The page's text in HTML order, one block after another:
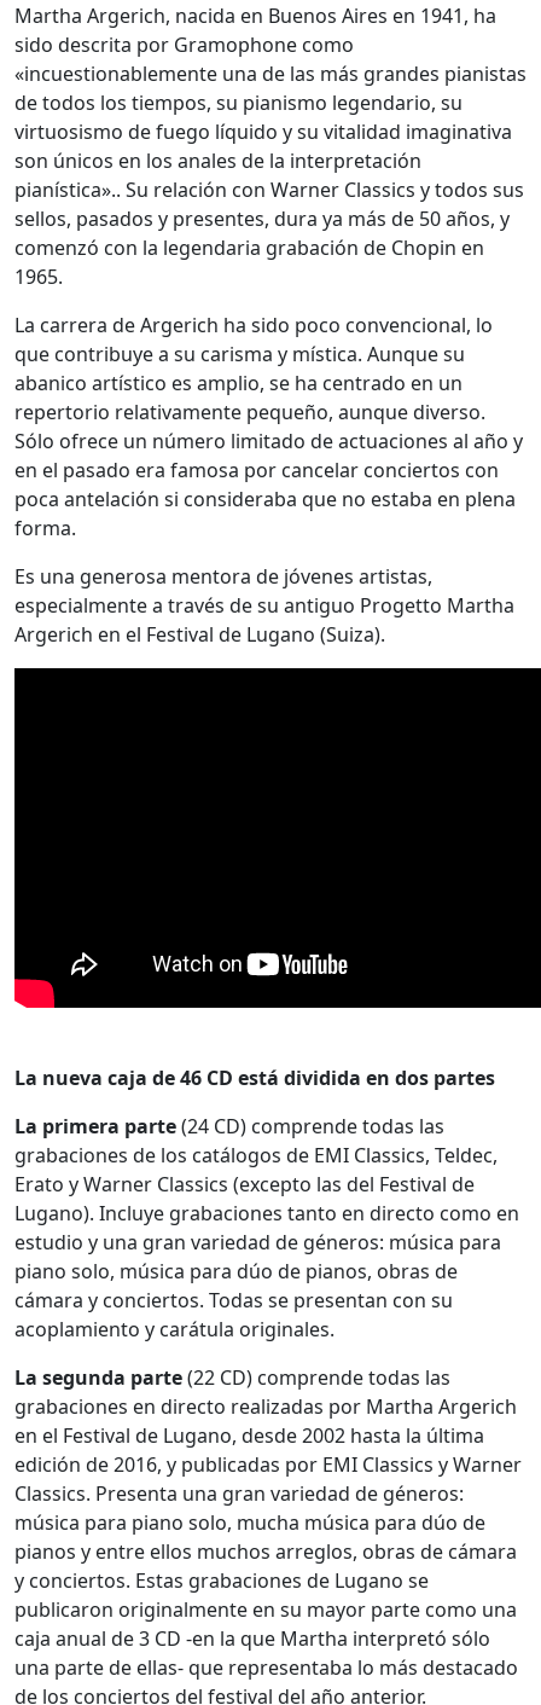
Martha Argerich, nacida en Buenos Aires en 1941, ha
sido descrita por Gramophone como
«incuestionablemente una de las más grandes pianistas
de todos los tiempos, su pianismo legendario, su
virtuosismo de fuego líquido y su vitalidad imaginativa
son únicos en los anales de la interpretación
pianística».. Su relación con Warner Classics y todos sus
sellos, pasados y presentes, dura ya más de 50 años, y
comenzó con la legendaria grabación de Chopin en
1965.
La carrera de Argerich ha sido poco convencional, lo
que contribuye a su carisma y mística. Aunque su
abanico artístico es amplio, se ha centrado en un
repertorio relativamente pequeño, aunque diverso.
Sólo ofrece un número limitado de actuaciones al año y
en el pasado era famosa por cancelar conciertos con
poca antelación si consideraba que no estaba en plena
forma.
Es una generosa mentora de jóvenes artistas,
especialmente a través de su antiguo Progetto Martha
Argerich en el Festival de Lugano (Suiza).
La nueva caja de 46 CD está dividida en dos partes
La primera parte(24 CD) comprende todas las
grabaciones de los catálogos de EMI Classics, Teldec,
Erato y Warner Classics (excepto las del Festival de
Lugano). Incluye grabaciones tanto en directo como en
estudio y una gran variedad de géneros: música para
piano solo, música para dúo de pianos, obras de
cámara y conciertos. Todas se presentan con su
acoplamiento y carátula originales.
La segunda parte(22 CD) comprende todas las
grabaciones en directo realizadas por Martha Argerich
en el Festival de Lugano, desde 2002 hasta la última
edición de 2016, y publicadas por EMI Classics y Warner
Classics. Presenta una gran variedad de géneros:
música para piano solo, mucha música para dúo de
pianos y entre ellos muchos arreglos, obras de cámara
y conciertos. Estas grabaciones de Lugano se
publicaron originalmente en su mayor parte como una
caja anual de 3 CD -en la que Martha interpretó sólo
una parte de ellas- que representaba lo más destacado
de los conciertos del festival del año anterior.